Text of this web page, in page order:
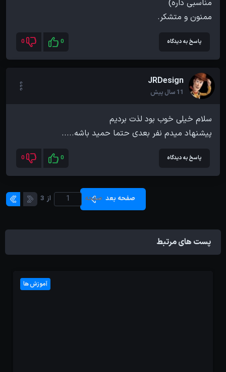
ممنون و متشکر.
پاسخ به دیدگاه 0
0
JRDesign
11 سال پیش
پیشنهاد میدم نفر بعدی حتما حمید باشه.....
پاسخ به دیدگاه 0
0
صفحه بعد صفحه از 3
پست های مرتبط
آموزش ها